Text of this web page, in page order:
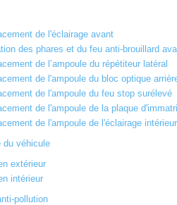
de l'éclairage avant
des phares et du feu anti-brouillard
de l’ampoule du répétiteur latéral
de l'ampoule du bloc optique
de l'ampoule du feu stop surélevé
de l'ampoule de la plaque
de l'ampoule de l'éclairage intérieur
du véhicule
extérieur
intérieur
pollution